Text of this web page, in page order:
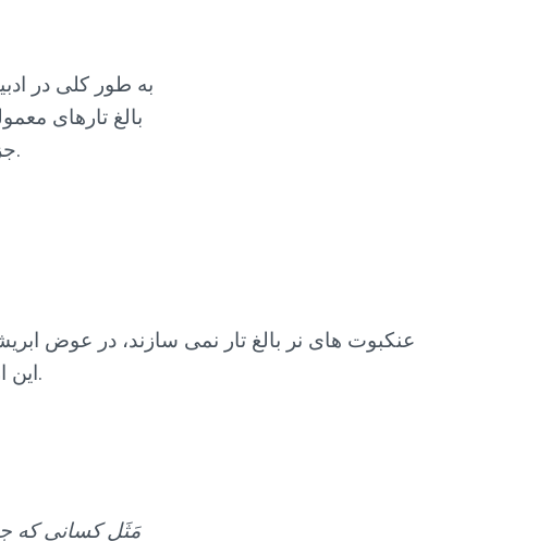
به طور کلی در
بالغ تارهای
جز آنچه برای معاشقه و القای اسپرم لازم است انجام نمی دهند.
عنکبوت های نر بالغ تار نمی سازند، در عوض
این امر اخیراً شناخته شده بود، اما 1400 سال قبل از کشف آن در قرآن به تصویر کشیده شده است.
مَثَل کسانى که